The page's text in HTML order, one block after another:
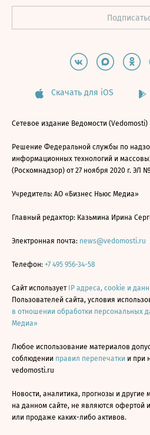
Скачать для iOS
Сетевое издание Ведомости (Vedomosti)
Решение Федеральной службы по
информационных технологий и
(Роскомнадзор) от 27 ноября 2020 г. ЭЛ
Учредитель: АО «Бизнес Ньюс Медиа»
Главный редактор: Казьмина Ирина
Электронная почта: news@vedomosti.ru
Телефон: +7 495 956-34-58
Сайт использует IP адреса, cookie и
Пользователей сайта, условия
в отношении обработки персональных
Медиа»
Любое использование материалов
соблюдении правил перепечатки и при
vedomosti.ru
Новости, аналитика, прогнозы и
на данном сайте, не являются офертой
или продаже каких-либо активов.